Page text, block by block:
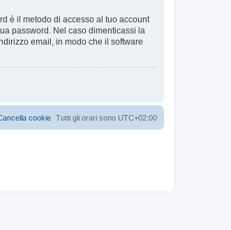
è il metodo di accesso al tuo account
password. Nel caso dimenticassi la
email, in modo che il software
Tutti gli orari sono UTC+02:00
cookie